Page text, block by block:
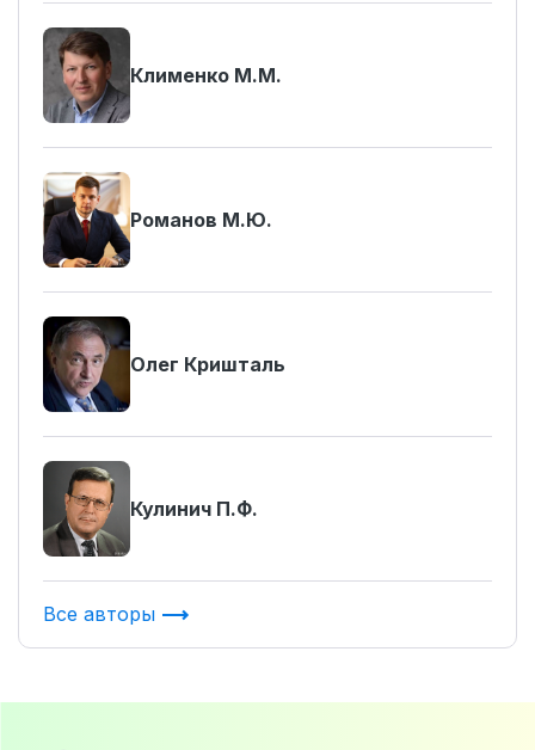
Клименко М.М.
Романов М.Ю.
Олег Кришталь
Кулинич П.Ф.
Все авторы